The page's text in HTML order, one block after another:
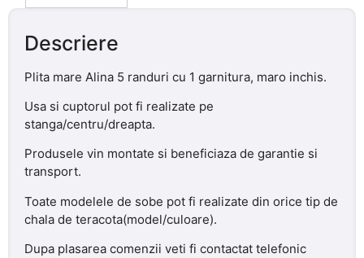
Descriere
Plita mare Alina 5 randuri cu 1 garnitura, maro inchis.
Usa si cuptorul pot fi realizate pe
stanga/centru/dreapta.
Produsele vin montate si beneficiaza de garantie si
transport.
Toate modelele de sobe pot fi realizate din orice tip de
chala de teracota(model/culoare).
Dupa plasarea comenzii veti fi contactat telefonic